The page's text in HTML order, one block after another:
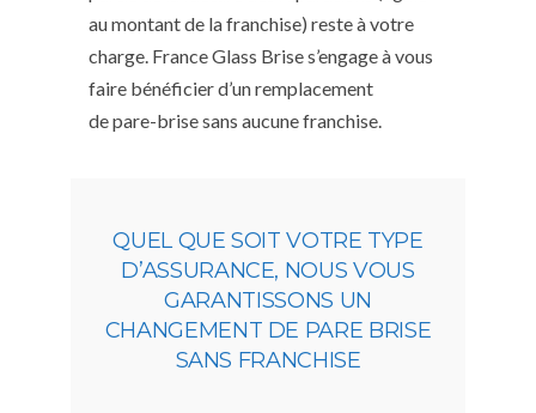
au montant de la franchise) reste à votre
charge. France Glass Brise s’engage à vous
faire bénéficier d’un remplacement
de pare-brise sans aucune franchise.
QUEL QUE SOIT VOTRE TYPE
D’ASSURANCE, NOUS VOUS
GARANTISSONS UN
CHANGEMENT DE PARE BRISE
SANS FRANCHISE